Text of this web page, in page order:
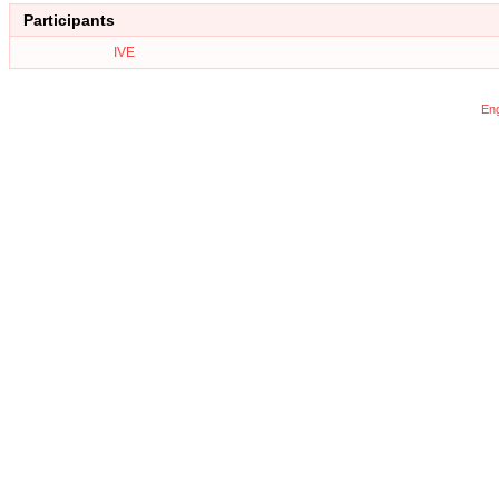
Participants
IVE